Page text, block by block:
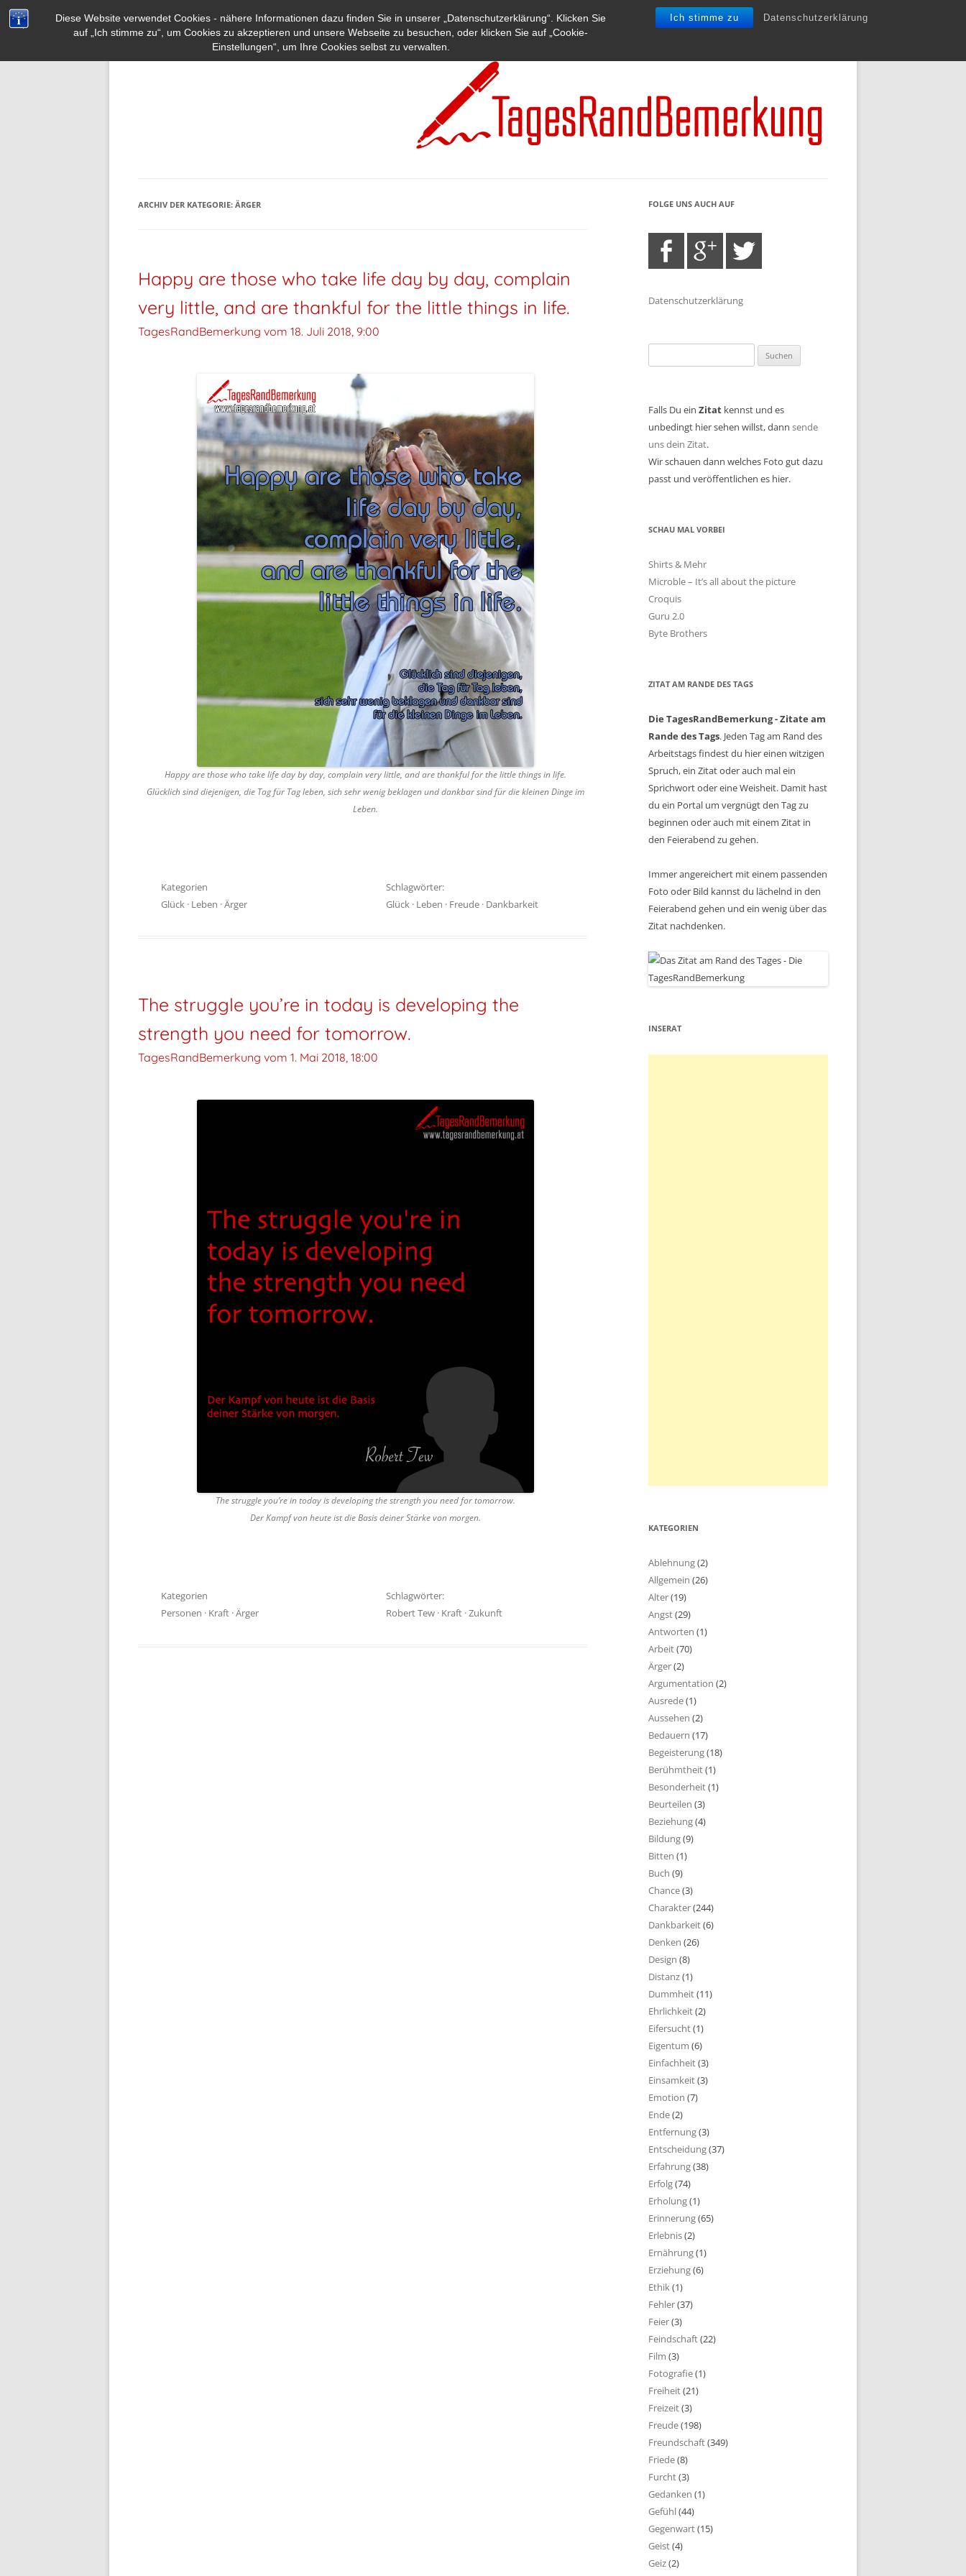
Diese Website verwendet Cookies - nähere Informationen dazu finden Sie in unserer „Datenschutzerklärung“. Klicken Sie
auf „Ich stimme zu“, um Cookies zu akzeptieren und unsere Webseite zu besuchen, oder klicken Sie auf „Cookie-
Einstellungen“, um Ihre Cookies selbst zu verwalten.
Ich stimme zu Datenschutzerklärung
ARCHIV DER KATEGORIE: ÄRGER
Happy are those who take life day by day, complain
very little, and are thankful for the little things in life.
TagesRandBemerkung vom 18. Juli 2018, 9:00
Happy are those who take life day by day, complain very little, and are thankful for the little things in life.
Glücklich sind diejenigen, die Tag für Tag leben, sich sehr wenig beklagen und dankbar sind für die kleinen Dinge im
Leben.
Kategorien
Glück · Leben ·Ärger
Schlagwörter:
Glück· Leben · Freude· Dankbarkeit
The struggle you’re in today is developing the
strength you need for tomorrow.
TagesRandBemerkung vom 1. Mai 2018, 18:00
The struggle you’re in today is developing the strength you need for tomorrow.
Der Kampf von heute ist die Basis deiner Stärke von morgen.
Kategorien
Personen · Kraft ·Ärger
Schlagwörter:
Robert Tew· Kraft·Zukunft
FOLGE UNS AUCH AUF
Datenschutzerklärung
nach:
Falls Du ein Zitat kennst und es
unbedingt hier sehen willst, dann sende
uns dein Zitat.
Wir schauen dann welches Foto gut dazu
passt und veröffentlichen es hier.
SCHAU MAL VORBEI
Shirts & Mehr
Microble – It’s all about the picture
Croquis
Guru 2.0
Byte Brothers
ZITAT AM RANDE DES TAGS
Die TagesRandBemerkung - Zitate am
Rande des Tags. Jeden Tag am Rand des
Arbeitstags findest du hier einen witzigen
Spruch, ein Zitat oder auch mal ein
Sprichwort oder eine Weisheit. Damit hast
du ein Portal um vergnügt den Tag zu
beginnen oder auch mit einem Zitat in
den Feierabend zu gehen.
Immer angereichert mit einem passenden
Foto oder Bild kannst du lächelnd in den
Feierabend gehen und ein wenig über das
Zitat nachdenken.
INSERAT
KATEGORIEN
Ablehnung(2)
Allgemein (26)
Alter(19)
Angst(29)
Antworten (1)
Arbeit(70)
Ärger(2)
Argumentation (2)
Ausrede(1)
Aussehen (2)
Bedauern (17)
Begeisterung(18)
Berühmtheit(1)
Besonderheit(1)
Beurteilen (3)
Beziehung(4)
Bildung(9)
Bitten (1)
Buch (9)
Chance(3)
Charakter(244)
Dankbarkeit(6)
Denken (26)
Design (8)
Distanz(1)
Dummheit(11)
Ehrlichkeit(2)
Eifersucht(1)
Eigentum (6)
Einfachheit(3)
Einsamkeit(3)
Emotion (7)
Ende(2)
Entfernung(3)
Entscheidung(37)
Erfahrung(38)
Erfolg(74)
Erholung(1)
Erinnerung(65)
Erlebnis(2)
Ernährung(1)
Erziehung(6)
Ethik(1)
Fehler(37)
Feier(3)
Feindschaft(22)
Film (3)
Fotografie(1)
Freiheit(21)
Freizeit(3)
Freude(198)
Freundschaft(349)
Friede(8)
Furcht(3)
Gedanken (1)
Gefühl(44)
Gegenwart(15)
Geist(4)
Geiz(2)